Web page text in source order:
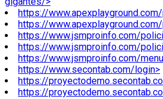
https://
https://
https://www.jsmproinfo.com/
https://www.jsmproinfo.com/
https://www.jsmproinfo.com/
https://www.secontab.com/login>
https://
https://